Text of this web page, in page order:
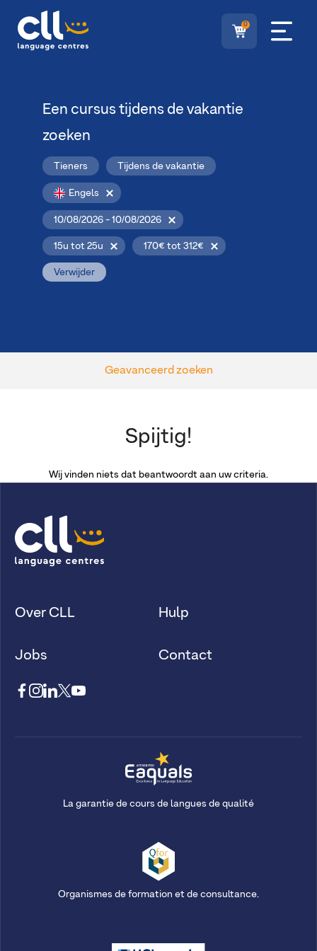
0
Een cursus tijdens de vakantie
zoeken
Tieners Tijdens de vakantie
Engels
10/08/2026 - 10/08/2026
15u tot 25u 170€ tot 312€
Verwijder
Geavanceerd zoeken
Spijtig!
Wij vinden niets dat beantwoordt aan uw criteria.
Over CLL
Jobs
Hulp
Contact
La garantie de cours de langues de qualité
Organismes de formation et de consultance.